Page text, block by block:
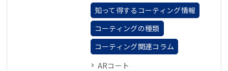
知って得するコーティング情報
コーティングの種類
コーティング関連コラム
ARコート